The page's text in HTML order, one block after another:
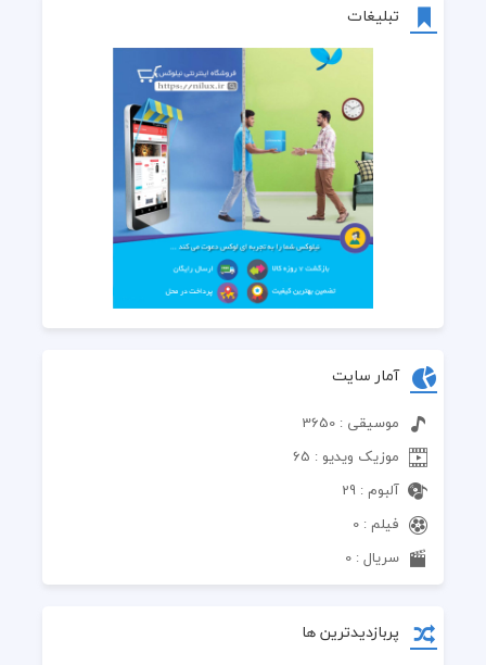
تبلیغات
آمار سایت
موسیقی : 3650
موزیک ویدیو : 65
آلبوم : 29
فیلم : 0
سریال : 0
پربازدیدترین ها